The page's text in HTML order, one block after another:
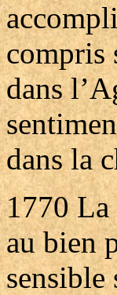
compris
dans
dans la
1770 La
au bien
sensible